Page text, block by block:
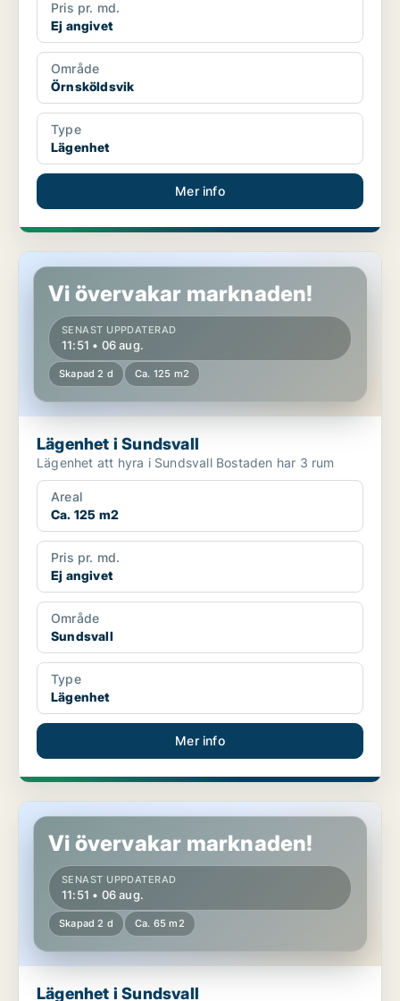
Pris pr. md.
Ej angivet
Område
Örnsköldsvik
Type
Lägenhet
Mer info
Lägenhet i Sundsvall
Vi övervakar marknaden!
SENAST UPPDATERAD
11:51 • 06 aug.
Skapad 2 d Ca. 125 m2
Lägenhet i Sundsvall
Lägenhet att hyra i Sundsvall Bostaden har 3 rum
Areal
Ca. 125 m2
Pris pr. md.
Ej angivet
Område
Sundsvall
Type
Lägenhet
Mer info
Lägenhet i Sundsvall
Vi övervakar marknaden!
SENAST UPPDATERAD
11:51 • 06 aug.
Skapad 2 d Ca. 65 m2
Lägenhet i Sundsvall